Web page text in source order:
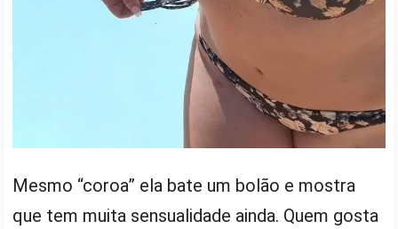
Mesmo “coroa” ela bate um bolão e mostra
que tem muita sensualidade ainda. Quem gosta